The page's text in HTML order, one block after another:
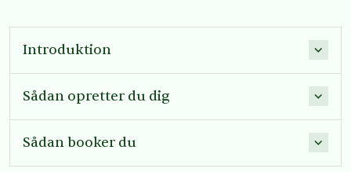
Introduktion
Sådan opretter du dig
Sådan booker du